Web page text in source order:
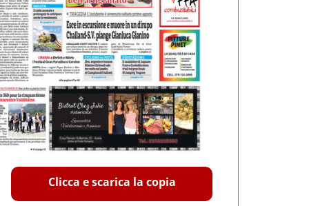
Clicca e scarica la copia